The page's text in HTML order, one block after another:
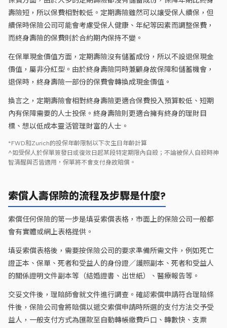
壽險短，所以保費相對較低。定期壽險雖然可以讓受保人續保，但
續保時保險公司可能會考慮受保人健康、年紀等因素而調整保費，
而終身壽險的保費則於合約期內保持不變。
在保單現金價值方面，定期壽險沒有儲蓄成份，所以不設退保現金
價值，屬非分紅型。由於終身壽險同時兼顧身故保障和儲蓄機會，
退保時，終身壽險一部份的保費會轉換成現金價值。
換言之，定期壽險會相對終身壽險更適合保費投入預算較低、短期
內有保障需要的人士投保。終身壽險則更適合擁有終身的理財目
標、想以低成本靈活管理財富的人士。
*FWD和Zurich的投保年齡限制以下次生日年齡計算
^如受保人於保單簽發日或復效日起某段特定期限內自殺；不論被保人自殺時神
智清醒與否皆適用，保單將不會支付身故賠償。
索償人壽保險的流程及步驟是什麼?
索償任何保險的第一步是填妥索償表格，市面上的保險公司一般都
會有實體或網上表格提供。
填妥索償表格後，需要按保險公司的要求準備所需文件，例如死亡
證正本、保單、死者和受益人的身份證／護照副本、死者和受益人
的關係證明文件副本等（結婚證書、出世紙）、醫療報告等。
交妥文件後，理賠師會就文件進行調查。確認索償申請符合理賠條
件後，保險公司會將賠償以遞交索償申請時所選的支付方法交予受
益人，一般支付方式為匯款至自動轉帳繳費戶口、轉數快、支票